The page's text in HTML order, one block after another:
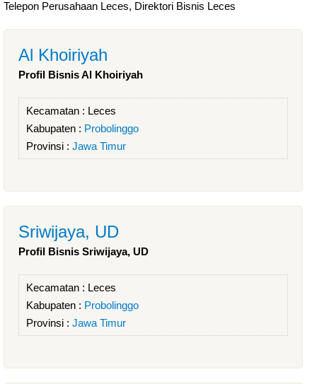
Telepon Perusahaan Leces, Direktori Bisnis Leces
Al Khoiriyah
Profil Bisnis Al Khoiriyah
Kecamatan : Leces
Kabupaten : Probolinggo
Provinsi : Jawa Timur
Sriwijaya, UD
Profil Bisnis Sriwijaya, UD
Kecamatan : Leces
Kabupaten : Probolinggo
Provinsi : Jawa Timur